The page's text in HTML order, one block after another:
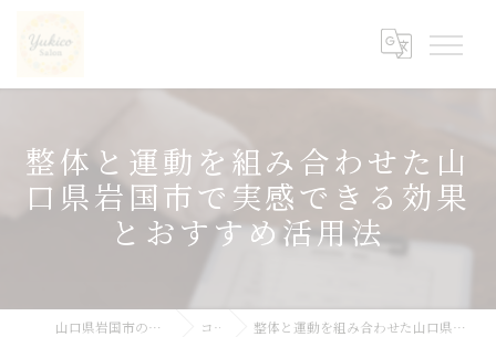
整体と運動を組み合わせた山
口県岩国市で実感できる効果
とおすすめ活用法
山口県岩国市の整体ならyukicoサロン コラム 整体と運動を組み合わせた山口県岩国市で実感できる効果とおすすめ活用法